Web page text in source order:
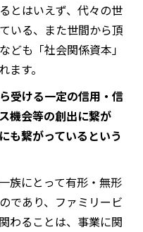
とはいえず、代々の世
いる、また世間から頂
ども「社会関係資本」
す。
受ける一定の信用・信
機会等の創出に繋が
も繋がっているという
族にとって有形・無形
であり、ファミリービ
わることは、事業に関